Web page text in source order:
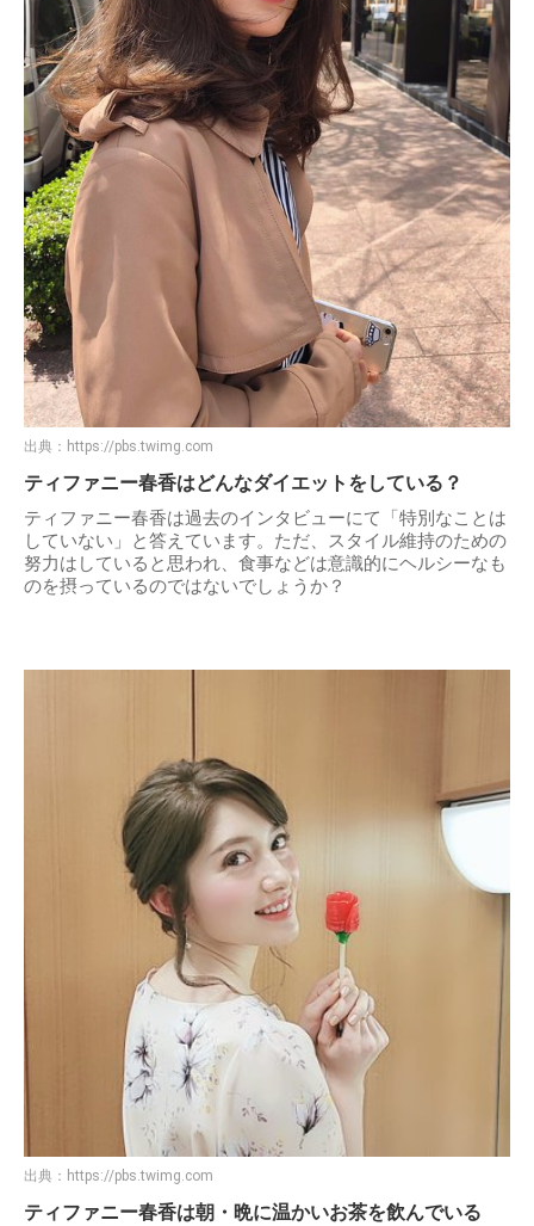
出典： https://pbs.twimg.com
ティファニー春香はどんなダイエットをしている？
ティファニー春香は過去のインタビューにて「特別なことは
していない」と答えています。ただ、スタイル維持のための
努力はしていると思われ、食事などは意識的にヘルシーなも
のを摂っているのではないでしょうか？
出典： https://pbs.twimg.com
ティファニー春香は朝・晩に温かいお茶を飲んでいる